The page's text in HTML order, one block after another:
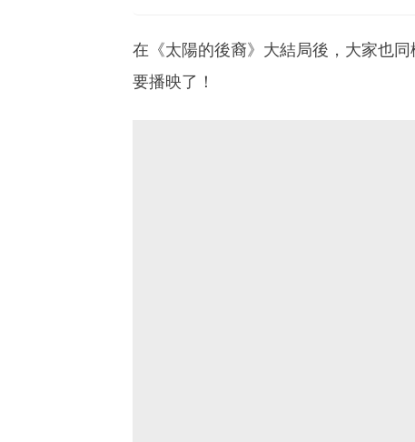
在《太陽的後裔》大結局後，大家也
要播映了！